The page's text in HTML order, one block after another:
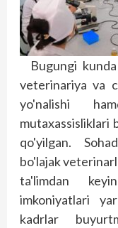
Bugungi
veterinariya va
yo'nalishi
mutaxassisliklari
qo'yilgan.
bo'lajak
ta'limdan
imkoniyatlari
kadrlar